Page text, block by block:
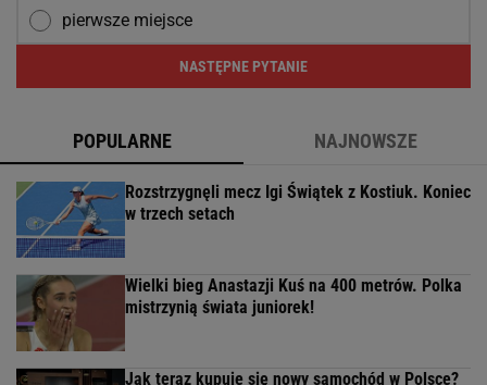
pierwsze miejsce
NASTĘPNE PYTANIE
POPULARNE NAJNOWSZE
Rozstrzygnęli mecz Igi Świątek z Kostiuk. Koniec
w trzech setach
Wielki bieg Anastazji Kuś na 400 metrów. Polka
mistrzynią świata juniorek!
Jak teraz kupuje się nowy samochód w Polsce?